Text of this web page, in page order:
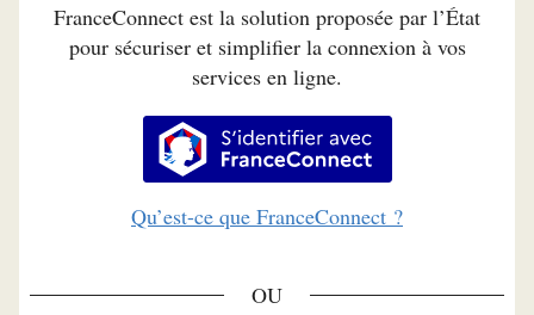
FranceConnect est la solution proposée par l’État
pour sécuriser et simplifier la connexion à vos
services en ligne.
S’identifier avec
Qu’est-ce que FranceConnect ?